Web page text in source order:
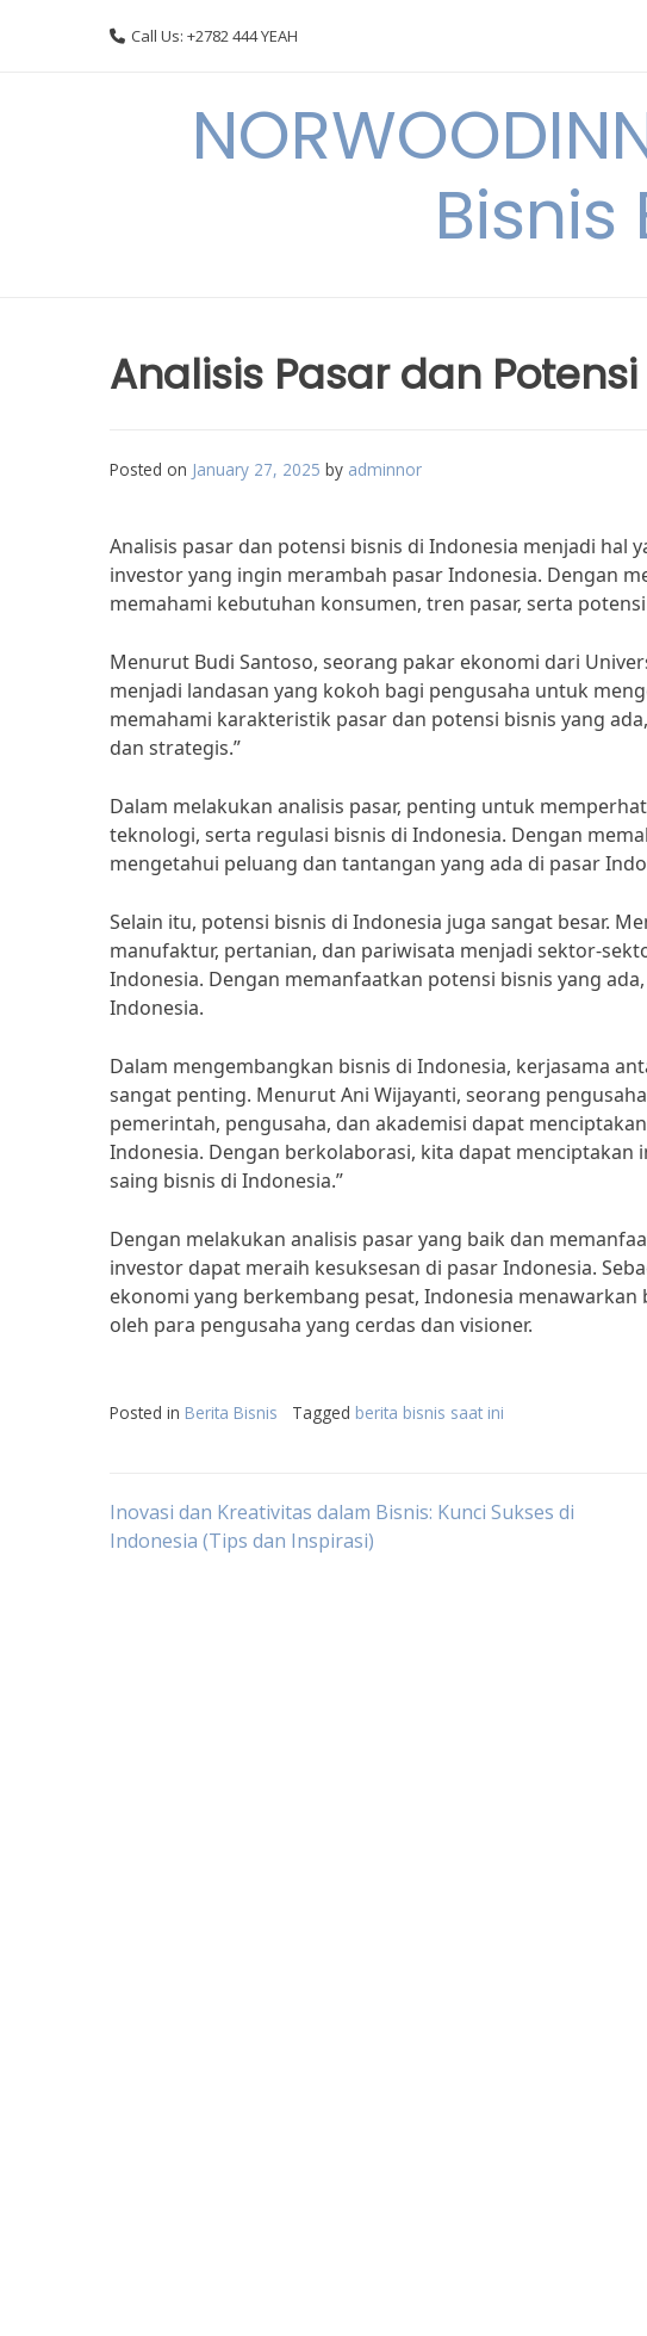
Call Us: +2782 444 YEAH
Analisis Pasar dan
Posted on January 27, 2025 by adminnor
Analisis pasar dan potensi bisnis di Indonesia menjadi hal
investor yang ingin merambah pasar Indonesia. Dengan
memahami kebutuhan konsumen, tren pasar, serta
Menurut Budi Santoso, seorang pakar ekonomi dari
menjadi landasan yang kokoh bagi pengusaha untuk
memahami karakteristik pasar dan potensi bisnis yang
dan strategis.”
Dalam melakukan analisis pasar, penting untuk
teknologi, serta regulasi bisnis di Indonesia. Dengan
mengetahui peluang dan tantangan yang ada di pasar
Selain itu, potensi bisnis di Indonesia juga sangat besar.
manufaktur, pertanian, dan pariwisata menjadi sektor-
Indonesia. Dengan memanfaatkan potensi bisnis yang
Indonesia.
Dalam mengembangkan bisnis di Indonesia, kerjasama
sangat penting. Menurut Ani Wijayanti, seorang
pemerintah, pengusaha, dan akademisi dapat
Indonesia. Dengan berkolaborasi, kita dapat menciptakan
saing bisnis di Indonesia.”
Dengan melakukan analisis pasar yang baik dan
investor dapat meraih kesuksesan di pasar Indonesia.
ekonomi yang berkembang pesat, Indonesia
oleh para pengusaha yang cerdas dan visioner.
Posted in Berita Bisnis Tagged berita bisnis saat ini
Post
Inovasi dan Kreativitas dalam Bisnis: Kunci Sukses di
Indonesia (Tips dan Inspirasi)